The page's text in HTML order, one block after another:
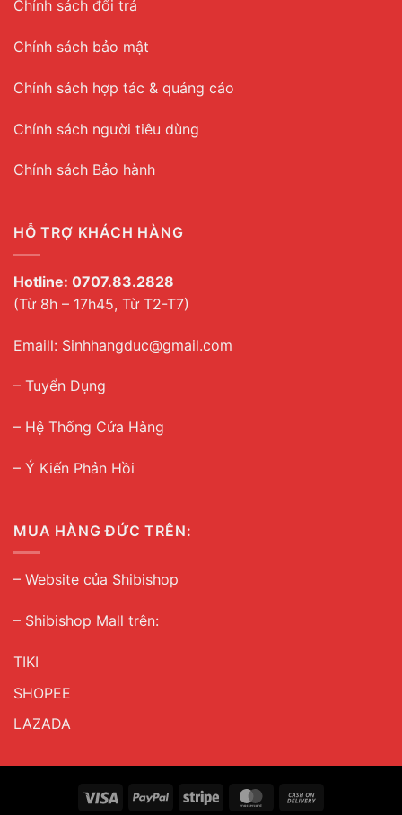
Chính sách đổi trả
Chính sách bảo mật
Chính sách hợp tác & quảng cáo
Chính sách người tiêu dùng
Chính sách Bảo hành
HỖ TRỢ KHÁCH HÀNG
Hotline: 0707.83.2828
(Từ 8h – 17h45, Từ T2-T7)
Emaill: Sinhhangduc@gmail.com
– Tuyển Dụng
– Hệ Thống Cửa Hàng
– Ý Kiến Phản Hồi
MUA HÀNG ĐỨC TRÊN:
– Website của Shibishop
– Shibishop Mall trên:
TIKI
SHOPEE
LAZADA
Visa PayPal Stripe MasterCard